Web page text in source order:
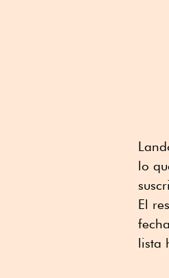
lo
El
lista